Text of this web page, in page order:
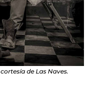
de Las Naves.